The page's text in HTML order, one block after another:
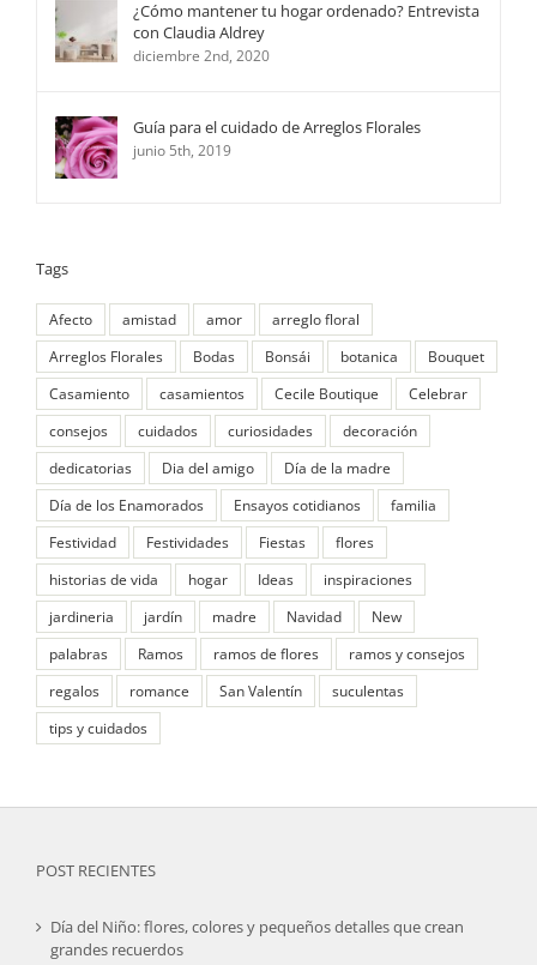
¿Cómo mantener tu hogar ordenado? Entrevista
con Claudia Aldrey
diciembre 2nd, 2020
Guía para el cuidado de Arreglos Florales
junio 5th, 2019
Tags
Afecto amistad amor
arreglo floral
Arreglos Florales
Bodas Bonsái botanica
Bouquet
Casamiento
casamientos Cecile Boutique
Celebrar
consejos
cuidados curiosidades
decoración
dedicatorias
Dia del amigo
Día de la madre
Día de los Enamorados
Ensayos cotidianos
familia
Festividad
Festividades Fiestas
flores
historias de vida
hogar Ideas
inspiraciones
jardineria
jardín madre Navidad
New
palabras
Ramos ramos de flores
ramos y consejos
regalos
romance San Valentín
suculentas
tips y cuidados
POST RECIENTES
Día del Niño: flores, colores y pequeños detalles que crean
grandes recuerdos